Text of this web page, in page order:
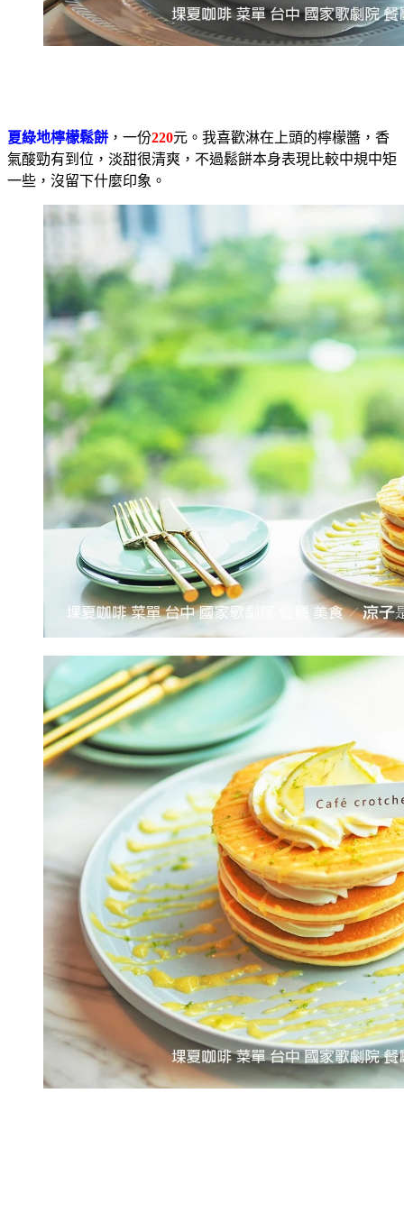
夏綠地檸檬鬆餅 ，一份220元。我喜歡淋在上頭的檸檬醬，香
氣酸勁有到位，淡甜很清爽，不過鬆餅本身表現比較中規中矩
一些，沒留下什麼印象。